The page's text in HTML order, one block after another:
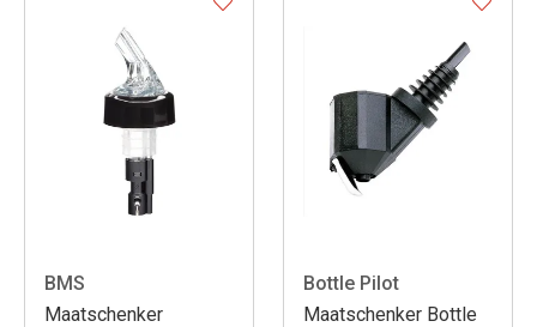
BMS
Maatschenker
Bottle Pilot
Maatschenker Bottle